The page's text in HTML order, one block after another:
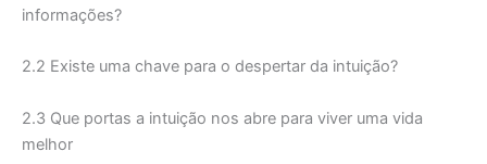
informações?
2.2 Existe uma chave para o despertar da intuição?
2.3 Que portas a intuição nos abre para viver uma vida
melhor